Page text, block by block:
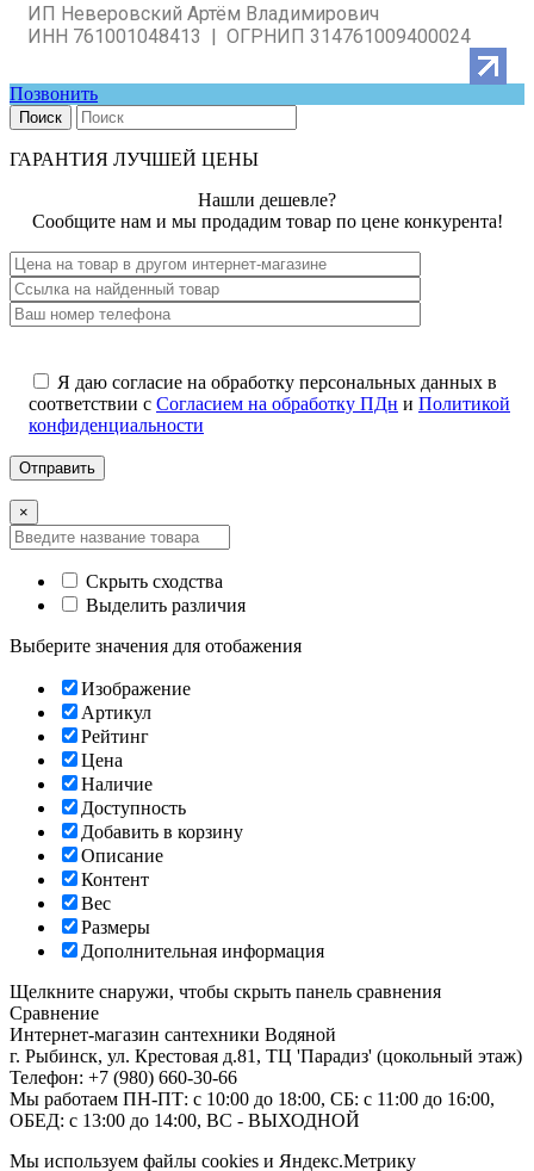
ИП Неверовский Артём Владимирович
ИНН 761001048413 | ОГРНИП 314761009400024
Позвонить
Поиск
ГАРАНТИЯ ЛУЧШЕЙ ЦЕНЫ
Нашли дешевле?
Сообщите нам и мы продадим товар по цене конкурента!
Я даю согласие на обработку персональных данных в
соответствии с Согласием на обработку ПДн и Политикой
конфиденциальности
×
Скрыть сходства
Выделить различия
Выберите значения для отобажения
Изображение
Артикул
Рейтинг
Цена
Наличие
Доступность
Добавить в корзину
Описание
Контент
Вес
Размеры
Дополнительная информация
Щелкните снаружи, чтобы скрыть панель сравнения
Сравнение
Интернет-магазин сантехники Водяной
г. Рыбинск, ул. Крестовая д.81, ТЦ 'Парадиз' (цокольный этаж)
Телефон: +7 (980) 660-30-66
Мы работаем ПН-ПТ: с 10:00 до 18:00, СБ: с 11:00 до 16:00,
ОБЕД: с 13:00 до 14:00, ВС - ВЫХОДНОЙ
Мы используем файлы cookies и Яндекс.Метрику